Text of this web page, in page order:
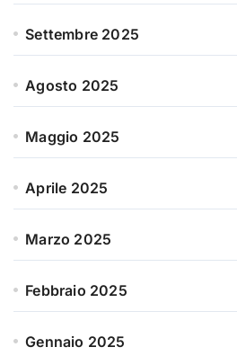
Settembre 2025
Agosto 2025
Maggio 2025
Aprile 2025
Marzo 2025
Febbraio 2025
Gennaio 2025